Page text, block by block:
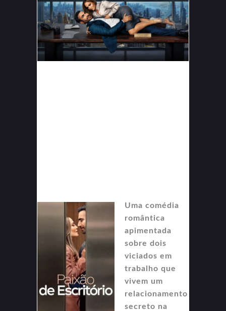
Uma comédia
romântica
apimentada
sobre dois
viciados em
trabalho que
vivem um
relacionamento
secreto na